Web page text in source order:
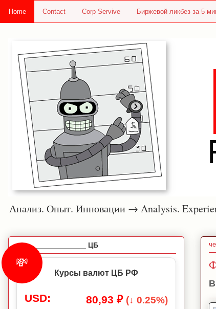
Home Contact Corp Servive Биржевой ликбез за 5
Анализ. Опыт. Инновации → Analysis.
_________________ ЦБ
💸
Курсы валют ЦБ РФ
USD: 80,93 ₽ (↓ 0.25%)